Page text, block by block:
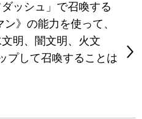
ッシュ」で召喚する
》の能力を使って、
明、闇文明、火文
プして召喚することは